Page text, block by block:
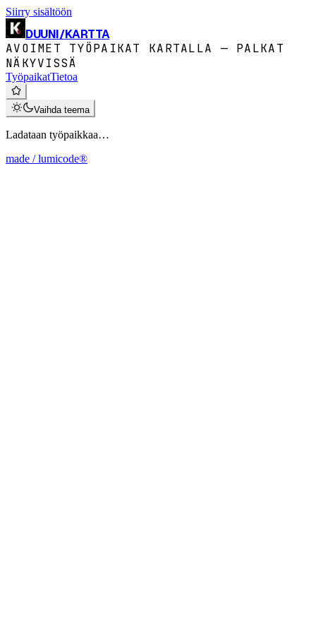
Siirry sisältöön
DUUNI/KARTTA
AVOIMET TYÖPAIKAT KARTALLA — PALKAT
NÄKYVISSÄ
TyöpaikatTietoa
Vaihda teema
Ladataan työpaikkaa…
made / lumicode®